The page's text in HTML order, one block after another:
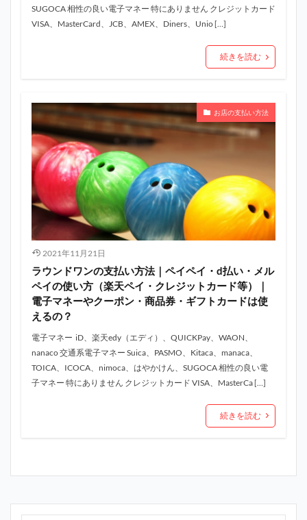
SUGOCA 相性の良い電子マネー 特にありません クレジットカード
VISA、MasterCard、JCB、AMEX、Diners、Unio […]
続きを読む
お店の支払い方法
2021年11月21日
ラウンドワンの支払い方法｜ペイペイ・d払い・メル
ペイの使い方（楽天ペイ・クレジットカード等）｜
電子マネーやクーポン・商品券・ギフトカードは使
えるの？
電子マネー iD、楽天edy（エディ）、QUICKPay、WAON、
nanaco 交通系電子マネー Suica、PASMO、Kitaca、manaca、
TOICA、ICOCA、nimoca、はやかけん、SUGOCA 相性の良い電
子マネー 特にありません クレジットカード VISA、MasterCa […]
続きを読む